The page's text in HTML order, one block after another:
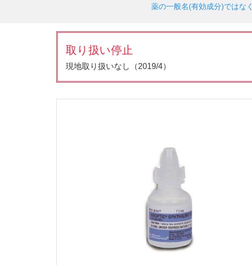
薬の一般名(有効成分)ではなく
取り扱い停止
現地取り扱いなし（2019/4）